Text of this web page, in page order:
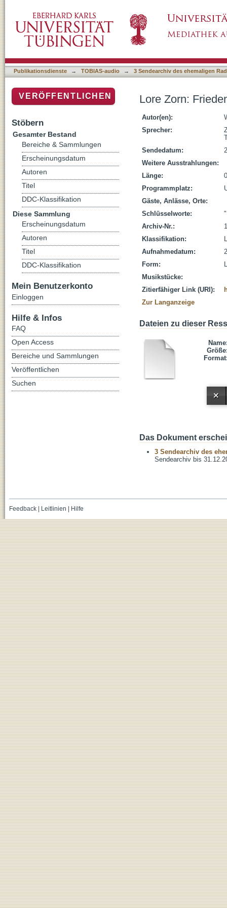
Publikationsdienste → TOBIAS-audio → 3 Sendearchiv des ehemaligen
Lore Zorn:
Autor(en):
Sprecher:
Sendedatum:
Weitere Ausstrahlungen:
Länge:
Programmplatz:
Gäste, Anlässe, Orte:
Schlüsselworte:
Archiv-Nr.:
Klassifikation:
Aufnahmedatum:
Form:
Musikstücke:
Zitierfähiger Link (URI):
Zur Langanzeige
Dateien zu dieser
Das Dokument
3 Sendearchiv des
Sendearchiv bis
VERÖFFENTLICHEN
Stöbern
Gesamter Bestand
Bereiche & Sammlungen
Erscheinungsdatum
Autoren
Titel
DDC-Klassifikation
Diese Sammlung
Erscheinungsdatum
Autoren
Titel
DDC-Klassifikation
Mein Benutzerkonto
Einloggen
Hilfe & Infos
FAQ
Open Access
Bereiche und Sammlungen
Veröffentlichen
Suchen
Feedback| Leitlinien Hilfe